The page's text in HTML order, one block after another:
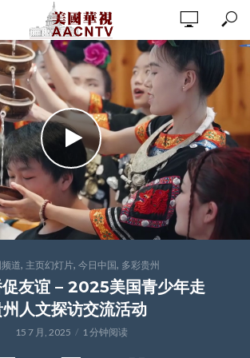
道, 主页幻灯片, 今日中国, 多彩贵州
友谊 – 2025美国青少年走
人文探访交流活动
15 7 月, 2025 1 分钟阅读